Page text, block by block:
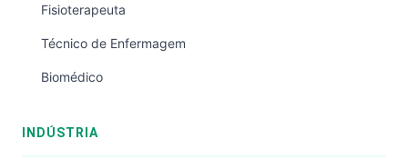
Fisioterapeuta
Técnico de Enfermagem
Biomédico
INDÚSTRIA